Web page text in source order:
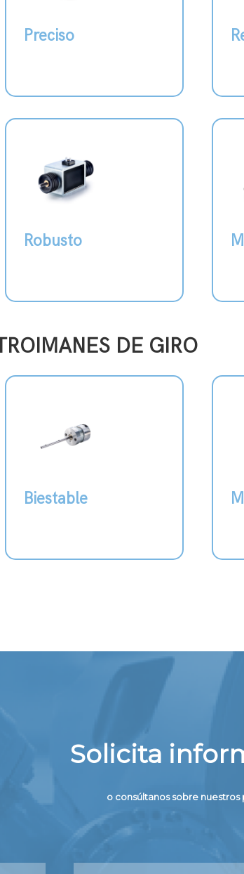
Preciso
Robusto
DE GIRO
Biestable
Solicita
o consúltanos sobre